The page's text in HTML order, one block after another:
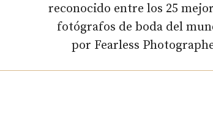
siguiente:
reconocido entre los 25
fotógrafos de boda del
por Fearless